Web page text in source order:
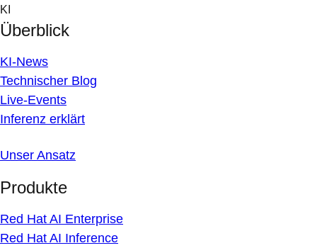
Skip
to
content
KI
Überblick
KI-News
Technischer Blog
Live-Events
Inferenz erklärt
Unser Ansatz
Produkte
Red Hat AI Enterprise
Red Hat AI Inference